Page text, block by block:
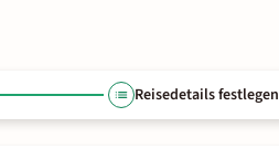
Reisedetails festlegen